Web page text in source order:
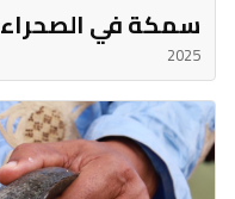
سمكة في الصحراء
2025